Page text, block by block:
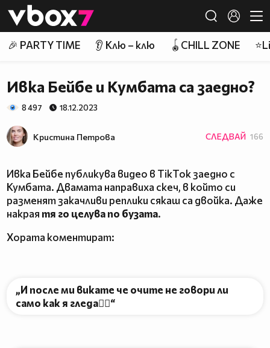
👾
🎉 PARTY TIME 👂 Клю – клю 🪀CHILL ZONE
Ивка Бейбе и Кумбата са заедно?
8 497 18.12.2023
Кристина Петрова СЛЕДВАЙ 166
Ивка Бейбе публикува видео в TikTok заедно с
Кумбата. Двамата направиха скеч, в който си
разменят закачливи реплики сякаш са двойка. Даже
накрая тя го целува по бузата.
Хората коментират:
„И после ми викате че очите не говори ли
само как я гледа❤️‍🔥“